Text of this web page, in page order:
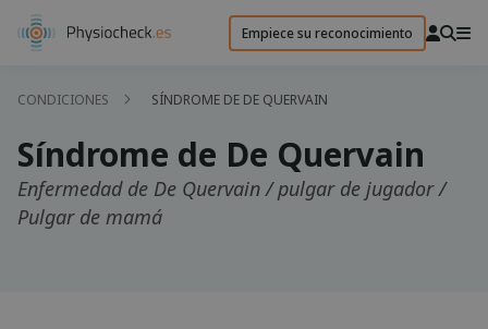
Empiece su reconocimiento
CONDICIONES SÍNDROME DE DE QUERVAIN
Síndrome de De Quervain
Enfermedad de De Quervain / pulgar de jugador /
Pulgar de mamá